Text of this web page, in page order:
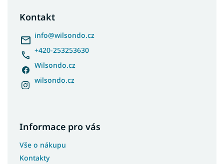
Kontakt
info@wilsondo.cz
+420-253253630
Wilsondo.cz
wilsondo.cz
Informace pro vás
Vše o nákupu
Kontakty